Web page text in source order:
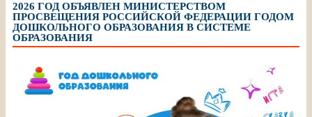
2026 ГОД ОБЪЯВЛЕН МИНИСТЕРСТВОМ
ПРОСВЕЩЕНИЯ РОССИЙСКОЙ ФЕДЕРАЦИИ ГОДОМ
ДОШКОЛЬНОГО ОБРАЗОВАНИЯ В СИСТЕМЕ
ОБРАЗОВАНИЯ